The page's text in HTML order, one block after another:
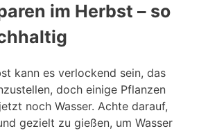
im Herbst – so
kann es verlockend sein, das
doch einige Pflanzen
noch Wasser. Achte darauf,
gezielt zu gießen, um Wasser